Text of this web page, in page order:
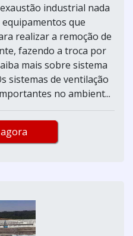
industrial nada
que
realizar a remoção de
fazendo a troca por
mais sobre sistema
sistemas de ventilação
no ambient...